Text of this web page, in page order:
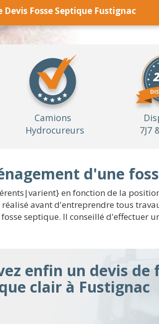
Devis Fosse Septique Fustignac
Camions
Hydrocureurs
7J7
d'une
en fonction de la
avant d'entreprendre tous
septique. Il conseillé d'effectuer
enfin un devis de
clair à Fustignac